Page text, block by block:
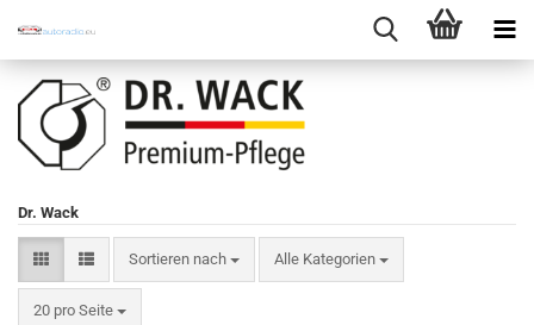
Dr. Wack
Sortieren nach
Sortieren nach Alle Kategorien
20 pro Seite
pro Seite